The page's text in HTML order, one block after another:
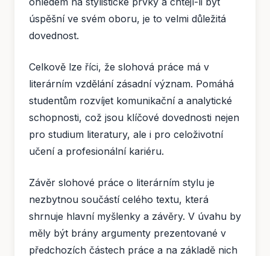
úspěšní ve svém oboru, je to velmi důležitá
dovednost.
Celkově lze říci, že slohová práce má v
literárním vzdělání zásadní význam. Pomáhá
studentům rozvíjet komunikační a analytické
schopnosti, což jsou klíčové dovednosti nejen
pro studium literatury, ale i pro celoživotní
učení a profesionální kariéru.
Závěr slohové práce o literárním stylu je
nezbytnou součástí celého textu, která
shrnuje hlavní myšlenky a závěry. V úvahu by
měly být brány argumenty prezentované v
předchozích částech práce a na základě nich